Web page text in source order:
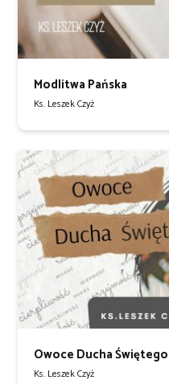
Modlitwa Pańska
Ks. Leszek Czyż
Owoce Ducha Świętego
Ks. Leszek Czyż